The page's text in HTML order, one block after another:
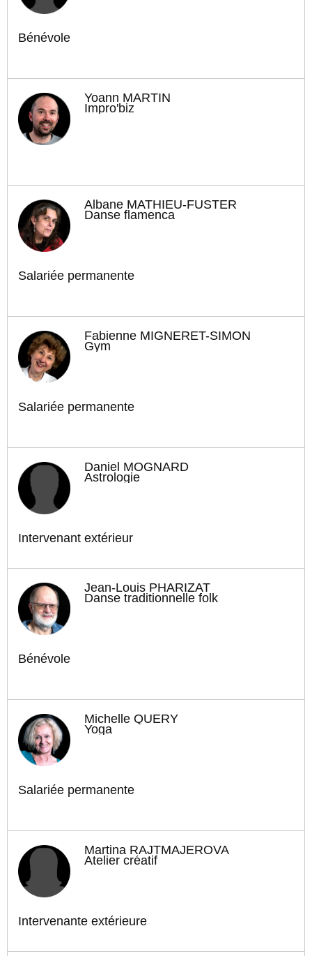
Bénévole
Yoann MARTIN
Impro'biz
Albane MATHIEU-FUSTER
Danse flamenca
Salariée permanente
Fabienne MIGNERET-SIMON
Gym
Salariée permanente
Daniel MOGNARD
Astrologie
Intervenant extérieur
Jean-Louis PHARIZAT
Danse traditionnelle folk
Bénévole
Michelle QUERY
Yoga
Salariée permanente
Martina RAJTMAJEROVA
Atelier créatif
Intervenante extérieure